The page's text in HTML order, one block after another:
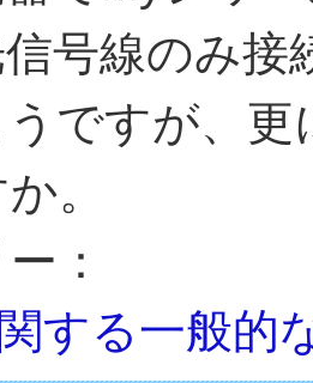
号線のみ接
ですが、
。
：
する一般的